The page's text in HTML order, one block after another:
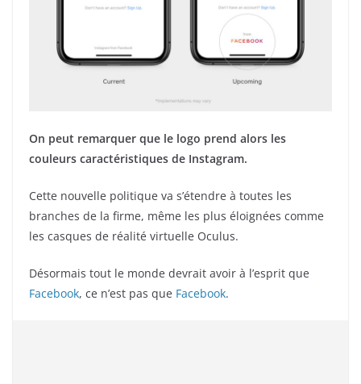
On peut remarquer que le logo prend alors les
couleurs caractéristiques de Instagram.
Cette nouvelle politique va s’étendre à toutes les
branches de la firme, même les plus éloignées comme
les casques de réalité virtuelle Oculus.
Désormais tout le monde devrait avoir à l’esprit que
Facebook, ce n’est pas que Facebook.